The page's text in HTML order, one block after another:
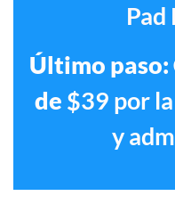
Pad
Último
de $39 por
y